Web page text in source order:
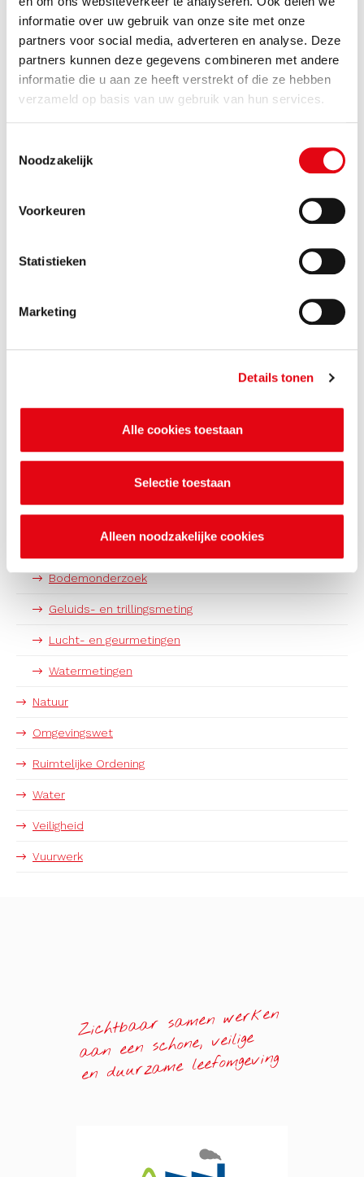
informatie over uw gebruik van onze site met onze
partners voor social media, adverteren en analyse. Deze
partners kunnen deze gegevens combineren met andere
informatie die u aan ze heeft verstrekt of die ze hebben
verzameld op basis van uw gebruik van hun services.
Noodzakelijk
Voorkeuren
Statistieken
Marketing
Details tonen
Alle cookies toestaan
Selectie toestaan
Alleen noodzakelijke cookies
Afvaldumpingen
Asbest
Bedrijven met gevaarlijke stoffen
Graven of saneren van de bodem
Circulaire economie
Energiebesparing
Lucht en geur
Bodemonderzoek
Geluids- en trillingsmeting
Lucht- en geurmetingen
Watermetingen
Natuur
Omgevingswet
Ruimtelijke Ordening
Water
Veiligheid
Vuurwerk
Zichtbaar samen werken
aan een schone, veilige
en duurzame leefomgeving